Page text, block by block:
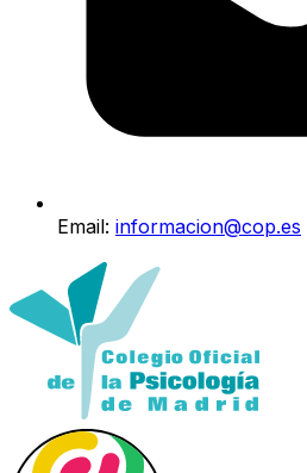
Email: informacion@cop.es